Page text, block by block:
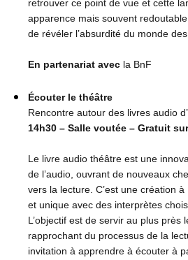
retrouver ce point de vue et cette
apparence mais souvent
de révéler l’absurdité du monde des
En partenariat avec la BnF
Écouter le théâtre
Rencontre autour des livres audio
14h30 – Salle voutée – Gratuit
Le livre audio théâtre est une
de l’audio, ouvrant de nouveaux
vers la lecture. C’est une création
et unique avec des interprètes
L’objectif est de servir au plus près
rapprochant du processus de la
invitation à apprendre à écouter à